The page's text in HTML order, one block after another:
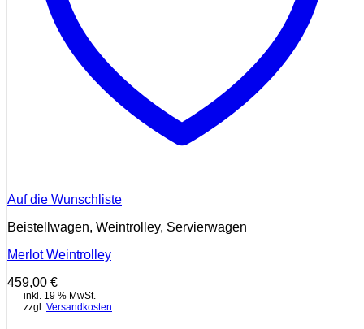
Auf die Wunschliste
Beistellwagen, Weintrolley, Servierwagen
Merlot Weintrolley
459,00 €
inkl. 19 % MwSt.
zzgl. Versandkosten